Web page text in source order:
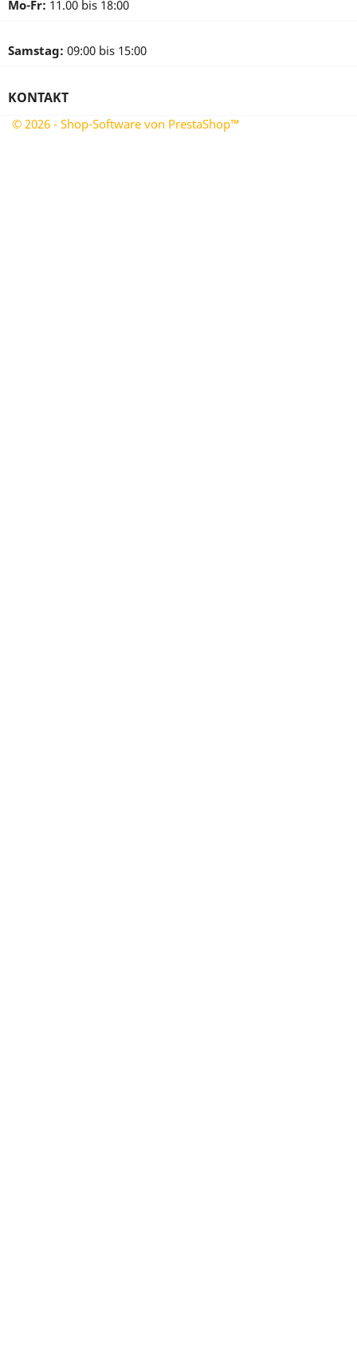
Mo-Fr: 11.00 bis 18:00
Samstag: 09:00 bis 15:00
KONTAKT
© 2026 - Shop-Software von PrestaShop™